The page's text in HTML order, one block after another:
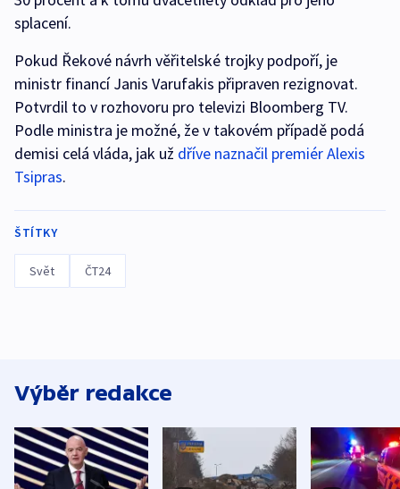
splacení.
Pokud Řekové návrh věřitelské trojky podpoří, je
ministr financí Janis Varufakis připraven rezignovat.
Potvrdil to v rozhovoru pro televizi Bloomberg TV.
Podle ministra je možné, že v takovém případě podá
demisi celá vláda, jak už dříve naznačil premiér Alexis
Tsipras.
ŠTÍTKY
Svět ČT24
Výběr redakce